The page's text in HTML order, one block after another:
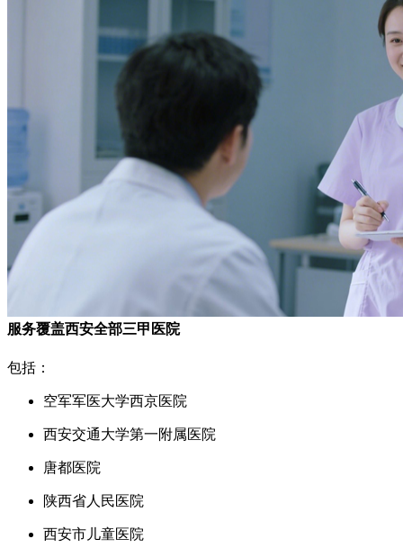
服务覆盖西安全部三甲医院
包括：
空军军医大学西京医院
西安交通大学第一附属医院
唐都医院
陕西省人民医院
西安市儿童医院